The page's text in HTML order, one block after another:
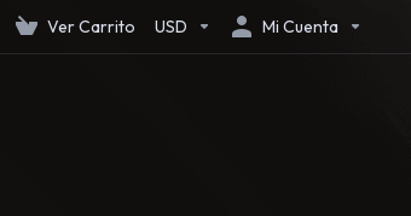
Ver Carrito USD Mi Cuenta